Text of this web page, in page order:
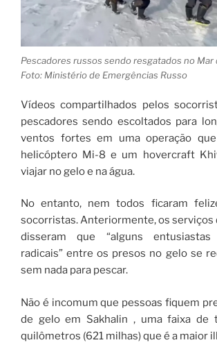
Pescadores russos sendo resgatados no Mar
Foto: Ministério de Emergências Russo
Vídeos compartilhados pelos
pescadores sendo escoltados para
ventos fortes em uma operação
helicóptero Mi-8 e um hovercraft
viajar no gelo e na água.
No entanto, nem todos ficaram
socorristas. Anteriormente, os serviços
disseram que “alguns
radicais” entre os presos no gelo se
sem nada para pescar.
Não é incomum que pessoas fiquem
de gelo em Sakhalin , uma faixa de
quilômetros (621 milhas) que é a maior